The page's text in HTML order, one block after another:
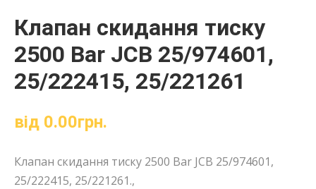
Клапан скидання тиску
2500 Bar JCB 25/974601,
25/222415, 25/221261
від 0.00грн.
Клапан скидання тиску 2500 Bar JCB 25/974601,
25/222415, 25/221261.,